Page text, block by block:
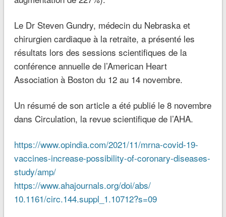
Le Dr Steven Gundry, médecin du Nebraska et
chirurgien cardiaque à la retraite, a présenté les
résultats lors des sessions scientifiques de la
conférence annuelle de l’American Heart
Association à Boston du 12 au 14 novembre.
Un résumé de son article a été publié le 8 novembre
dans Circulation, la revue scientifique de l’AHA.
https://www.opindia.com/2021/11/mrna-covid-19-
vaccines-increase-possibility-of-coronary-diseases-
study/amp/
https://www.ahajournals.org/doi/abs/
10.1161/circ.144.suppl_1.10712?s=09